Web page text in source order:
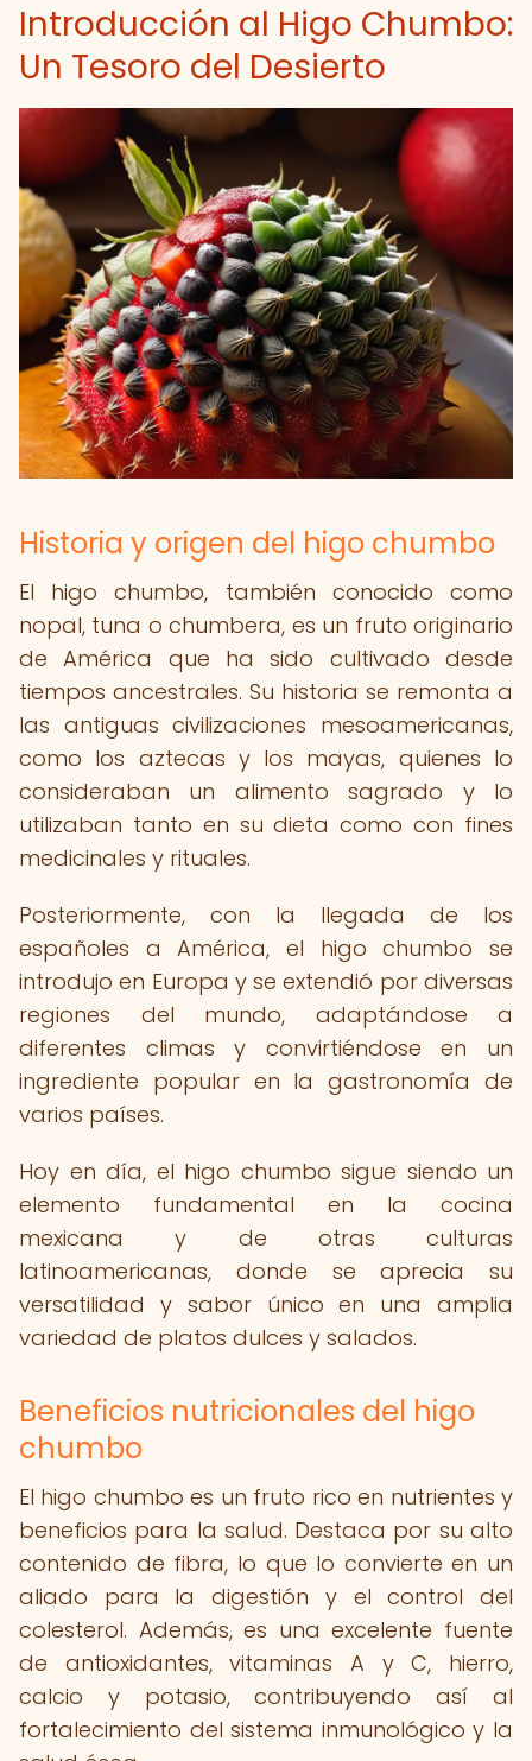
Introducción al Higo Chumbo:
Un Tesoro del Desierto
Historia y origen del higo chumbo
El higo chumbo, también conocido como
nopal, tuna o chumbera, es un fruto originario
de América que ha sido cultivado desde
tiempos ancestrales. Su historia se remonta a
las antiguas civilizaciones mesoamericanas,
como los aztecas y los mayas, quienes lo
consideraban un alimento sagrado y lo
utilizaban tanto en su dieta como con fines
medicinales y rituales.
Posteriormente, con la llegada de los
españoles a América, el higo chumbo se
introdujo en Europa y se extendió por diversas
regiones del mundo, adaptándose a
diferentes climas y convirtiéndose en un
ingrediente popular en la gastronomía de
varios países.
Hoy en día, el higo chumbo sigue siendo un
elemento fundamental en la cocina
mexicana y de otras culturas
latinoamericanas, donde se aprecia su
versatilidad y sabor único en una amplia
variedad de platos dulces y salados.
Beneficios nutricionales del higo
chumbo
El higo chumbo es un fruto rico en nutrientes y
beneficios para la salud. Destaca por su alto
contenido de fibra, lo que lo convierte en un
aliado para la digestión y el control del
colesterol. Además, es una excelente fuente
de antioxidantes, vitaminas A y C, hierro,
calcio y potasio, contribuyendo así al
fortalecimiento del sistema inmunológico y la